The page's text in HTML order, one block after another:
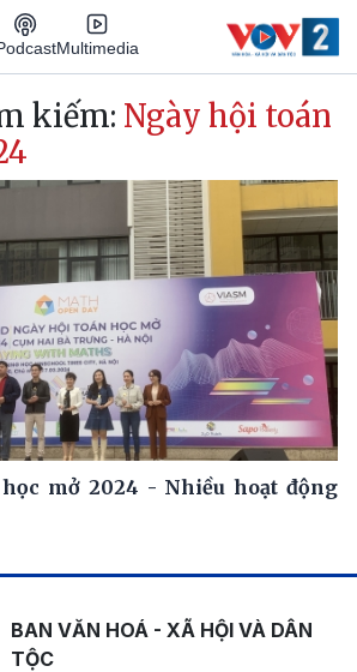
Multimedia
kiếm: Ngày hội toán
mở 2024 - Nhiều hoạt động
BAN VĂN HOÁ - XÃ HỘI VÀ DÂN
TỘC